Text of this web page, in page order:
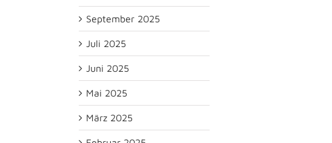
September 2025
Juli 2025
Juni 2025
Mai 2025
März 2025